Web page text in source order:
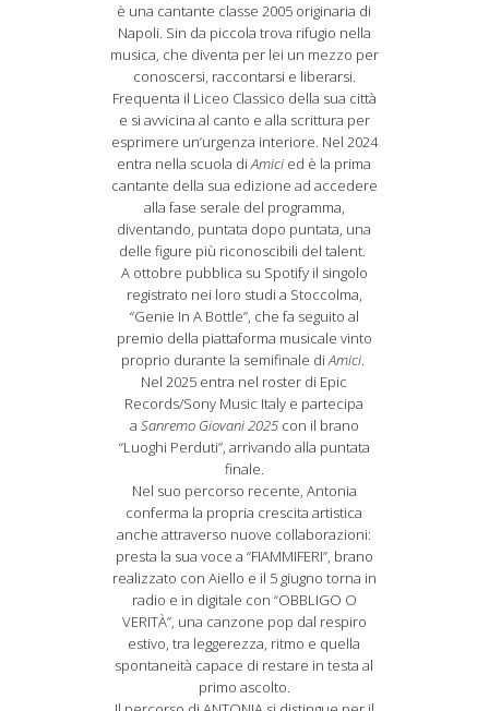
è una cantante classe 2005 originaria di
Napoli. Sin da piccola trova rifugio nella
musica, che diventa per lei un mezzo per
conoscersi, raccontarsi e liberarsi.
Frequenta il Liceo Classico della sua città
e si avvicina al canto e alla scrittura per
esprimere un’urgenza interiore. Nel 2024
entra nella scuola diAmici ed è la prima
cantante della sua edizione ad accedere
alla fase serale del programma,
diventando, puntata dopo puntata, una
delle figure più riconoscibili del talent.
A ottobre pubblica su Spotify il singolo
registrato nei loro studi a Stoccolma,
“Genie In A Bottle”, che fa seguito al
premio della piattaforma musicale vinto
proprio durante la semifinale diAmici.
Nel 2025 entra nel roster di Epic
Records/Sony Music Italy e partecipa
a Sanremo Giovani 2025con il brano
“Luoghi Perduti”, arrivando alla puntata
finale.
Nel suo percorso recente, Antonia
conferma la propria crescita artistica
anche attraverso nuove collaborazioni:
presta la sua voce a “FIAMMIFERI”, brano
realizzato con Aiello e il 5 giugno torna in
radio e in digitale con “OBBLIGO O
VERITÀ”, una canzone pop dal respiro
estivo, tra leggerezza, ritmo e quella
spontaneità capace di restare in testa al
primo ascolto.